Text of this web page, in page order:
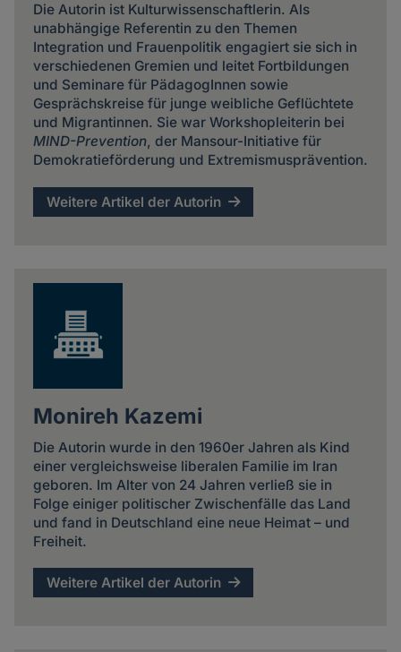
Die Autorin ist Kulturwissenschaftlerin. Als
unabhängige Referentin zu den Themen
Integration und Frauenpolitik engagiert sie sich in
verschiedenen Gremien und leitet Fortbildungen
und Seminare für PädagogInnen sowie
Gesprächskreise für junge weibliche Geflüchtete
und Migrantinnen. Sie war Workshopleiterin bei
MIND-Prevention, der Mansour-Initiative für
Demokratieförderung und Extremismusprävention.
Weitere Artikel der Autorin
Monireh Kazemi
Die Autorin wurde in den 1960er Jahren als Kind
einer vergleichsweise liberalen Familie im Iran
geboren. Im Alter von 24 Jahren verließ sie in
Folge einiger politischer Zwischenfälle das Land
und fand in Deutschland eine neue Heimat – und
Freiheit.
Weitere Artikel der Autorin